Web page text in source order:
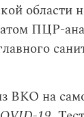
области
ПЦР-
ВКО на